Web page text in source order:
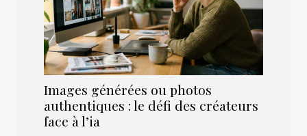
Images générées ou photos
authentiques : le défi des créateurs
face à l’ia